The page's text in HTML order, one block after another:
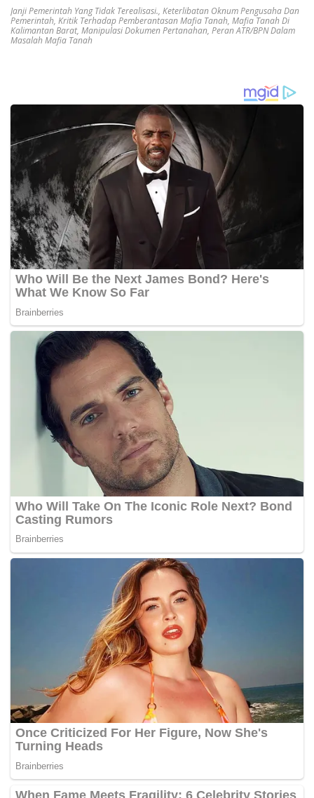
Janji Pemerintah Yang Tidak Terealisasi., Keterlibatan Oknum Pengusaha Dan
Pemerintah, Kritik Terhadap Pemberantasan Mafia Tanah, Mafia Tanah Di
Kalimantan Barat, Manipulasi Dokumen Pertanahan, Peran ATR/BPN Dalam
Masalah Mafia Tanah